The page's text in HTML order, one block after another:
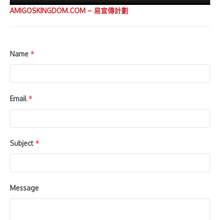
AMIGOSKINGDOM.COM – 易宣傳計劃
Name *
Email *
Subject *
Message